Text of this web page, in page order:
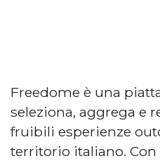
Freedome è una
seleziona, aggrega e
fruibili esperienze
territorio italiano. Con